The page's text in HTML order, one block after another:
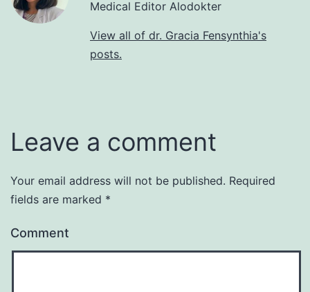
Medical Editor Alodokter
View all of dr. Gracia Fensynthia's
posts.
Leave a comment
Your email address will not be published. Required
fields are marked *
Comment